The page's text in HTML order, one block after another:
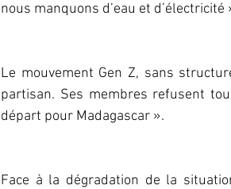
nous manquons d’eau et
Le mouvement Gen Z, sans
partisan. Ses membres refusent
départ pour Madagascar ».
Face à la dégradation de la